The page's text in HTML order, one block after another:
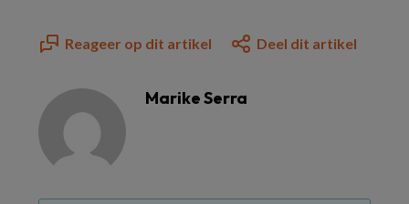
Reageer op dit artikel Deel dit artikel
Marike Serra